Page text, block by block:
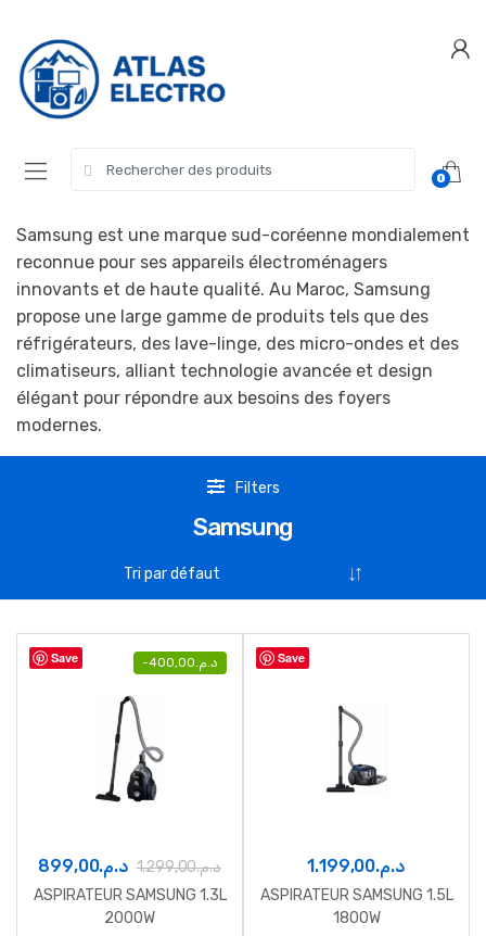
navigation
content
for:
0
Samsung est une marque sud-coréenne mondialement
reconnue pour ses appareils électroménagers
innovants et de haute qualité. Au Maroc, Samsung
propose une large gamme de produits tels que des
réfrigérateurs, des lave-linge, des micro-ondes et des
climatiseurs, alliant technologie avancée et design
élégant pour répondre aux besoins des foyers
modernes.
Filters
Samsung
Save - د.م. 400,00
د.م.899,00 د.م.1.299,00
ASPIRATEUR SAMSUNG 1.3L
2000W
Save
د.م.1.199,00
ASPIRATEUR SAMSUNG 1.5L
1800W